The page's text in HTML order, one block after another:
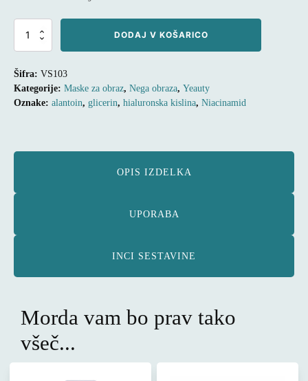
YEAUTY,
Maska
za
obraz
ALOE
VERA
|
VITAMIN
obliki
količina
DODAJ V KOŠARICO
Šifra: VS103
Kategorije: Maske za obraz, Nega obraza, Yeauty
Oznake: alantoin, glicerin, hialuronska kislina, Niacinamid
OPIS IZDELKA
UPORABA
INCI SESTAVINE
Morda vam bo prav tako
všeč...